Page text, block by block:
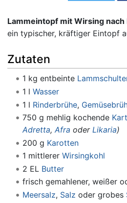
Lammeintopf mit Wirsing
ein typischer, kräftiger Eintopf
Zutaten
1 kg entbeinte
1 l Wasser
1 l Rinderbrühe,
750 g mehlig kochende
Adretta, Afra oder Likaria)
200 g Karotten
1 mittlerer Wirsingkohl
2 EL Butter
frisch gemahlener, weißer
Meersalz, Salz oder grobes